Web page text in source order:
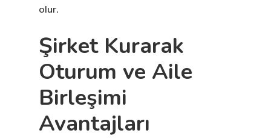
olur.
Şirket Kurarak
Oturum ve Aile
Birleşimi
Avantajları